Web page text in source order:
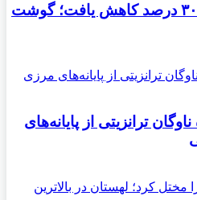
قیمت گوسفند زنده ۳۰ درصد کاهش یافت؛ گوشت
ناوگان ترانزیتی از پایانه‌های